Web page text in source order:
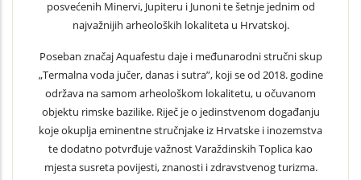
posvećenih Minervi, Jupiteru i Junoni te šetnje jednim od
najvažnijih arheoloških lokaliteta u Hrvatskoj.
Poseban značaj Aquafestu daje i međunarodni stručni skup
„Termalna voda jučer, danas i sutra”, koji se od 2018. godine
održava na samom arheološkom lokalitetu, u očuvanom
objektu rimske bazilike. Riječ je o jedinstvenom događanju
koje okuplja eminentne stručnjake iz Hrvatske i inozemstva
te dodatno potvrđuje važnost Varaždinskih Toplica kao
mjesta susreta povijesti, znanosti i zdravstvenog turizma.